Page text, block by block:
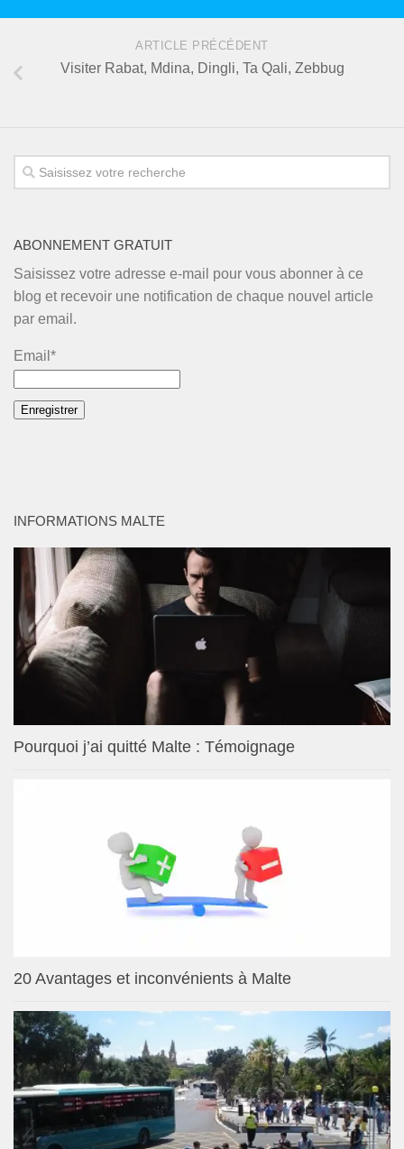
ARTICLE PRÉCÉDENT
Visiter Rabat, Mdina, Dingli, Ta Qali, Zebbug
ABONNEMENT GRATUIT
Saisissez votre adresse e-mail pour vous abonner à ce
blog et recevoir une notification de chaque nouvel article
par email.
Email*
INFORMATIONS MALTE
Pourquoi j’ai quitté Malte : Témoignage
20 Avantages et inconvénients à Malte